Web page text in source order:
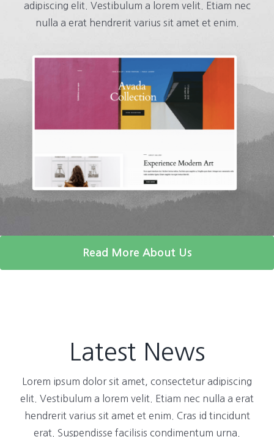
adipiscing elit. Vestibulum a lorem velit. Etiam nec
nulla a erat hendrerit varius sit amet et enim.
Read More About Us
Latest News
Lorem ipsum dolor sit amet, consectetur adipiscing
elit. Vestibulum a lorem velit. Etiam nec nulla a erat
hendrerit varius sit amet et enim. Cras id tincidunt
erat. Suspendisse facilisis condimentum urna.